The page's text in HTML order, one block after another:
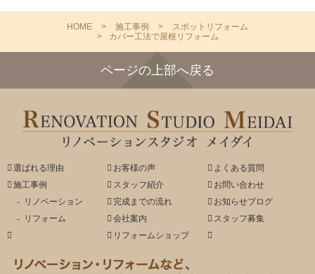
HOME 施工事例
スポットリフォーム
カバー工法で屋根リフォーム
ページの上部へ戻る
選ばれる理由
施工事例
リノベーション
リフォーム
お客様の声
スタッフ紹介
完成までの流れ
会社案内
リフォームショップ
よくある質問
お問い合わせ
お知らせブログ
スタッフ募集